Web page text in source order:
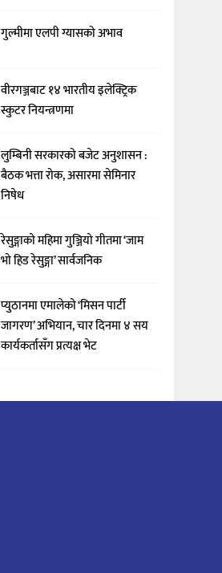
गुल्मीमा एलपी ग्यासको अभाव
वीरगञ्जबाट १४ भारतीय इलेक्ट्रिक
स्कुटर नियन्त्रणमा
लुम्बिनी सरकारको बजेट अनुशासन :
बैठक भत्ता रोक, असारमा सेमिनार
निषेध
रेसुङ्गाको महिमा गुञ्जियो गीतमा ‘जाम
भो हिड रेसुङ्गा’ सार्वजनिक
प्युठानमा एमालेको ‘मिसन पार्टी
जागरण’ अभियान, चार दिनमा ४ सय
कार्यकर्तासँग प्रत्यक्ष भेट